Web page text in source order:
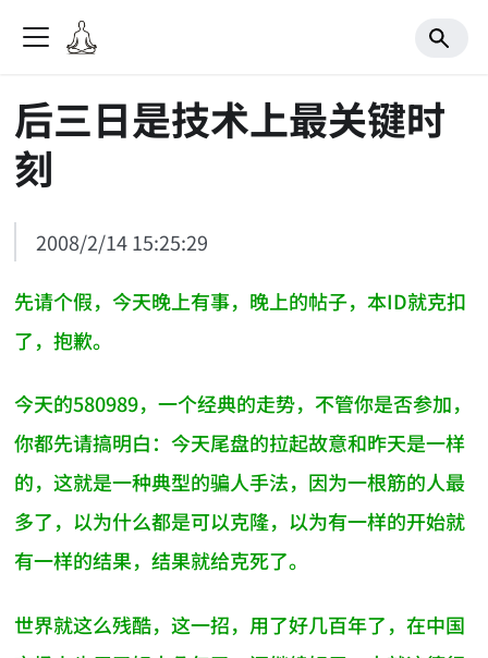
后三日是技术上最关键时
刻
2008/2/14 15:25:29
先请个假，今天晚上有事，晚上的帖子，本ID就克扣
了，抱歉。
今天的580989，一个经典的走势，不管你是否参加，
你都先请搞明白：今天尾盘的拉起故意和昨天是一样
的，这就是一种典型的骗人手法，因为一根筋的人最
多了，以为什么都是可以克隆，以为有一样的开始就
有一样的结果，结果就给克死了。
世界就这么残酷，这一招，用了好几百年了，在中国